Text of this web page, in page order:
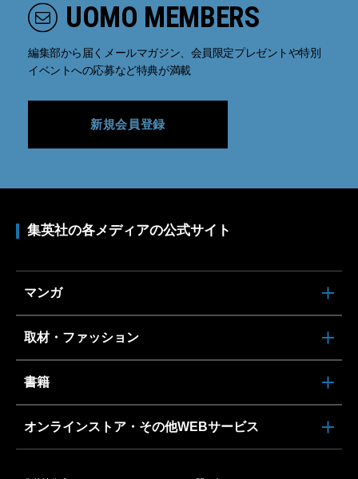
UOMO MEMBERS
編集部から届くメールマガジン、会員限定プレゼントや特別
イベントへの応募など特典が満載
新規会員登録
集英社の各メディアの公式サイト
マンガ
取材・ファッション
書籍
オンラインストア・その他WEBサービス